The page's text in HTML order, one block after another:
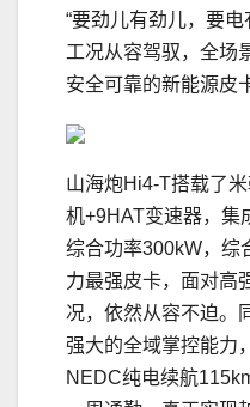
“要劲儿有劲儿，要电
工况从容驾驭，全场
安全可靠的新能源皮
山海炮Hi4-T搭载了
机+9HAT变速器，集
综合功率300kW，综
力最强皮卡，面对高
况，依然从容不迫。
强大的全域掌控能力
NEDC纯电续航